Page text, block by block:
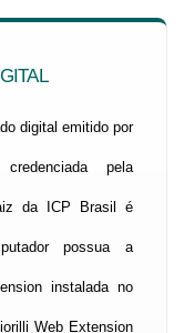
digital emitido por
credenciada pela
da ICP Brasil é
possua a
instalada no
Web Extension